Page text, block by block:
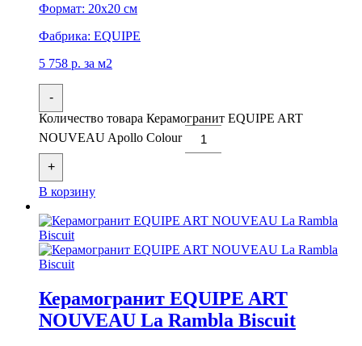
Формат: 20x20 см
Фабрика: EQUIPE
5 758 р. за м2
-
Количество товара Керамогранит EQUIPE ART
NOUVEAU Apollo Colour
+
В корзину
Керамогранит EQUIPE ART
NOUVEAU La Rambla Biscuit